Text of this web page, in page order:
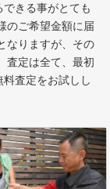
きる事がとても
なりますが、その
査定をお試しし